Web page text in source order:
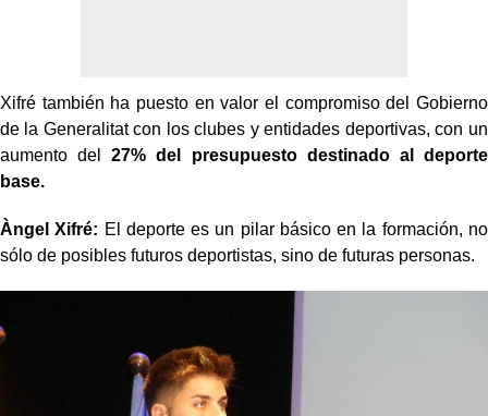
Xifré también ha puesto en valor el compromiso del Gobierno
de la Generalitat con los clubes y entidades deportivas, con un
aumento del27% del presupuesto destinado al deporte
base.
Àngel Xifré: El deporte es un pilar básico en la formación, no
sólo de posibles futuros deportistas, sino de futuras personas.